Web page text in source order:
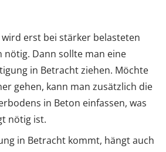
erst bei stärker belasteten
nötig. Dann sollte man eine
in Betracht ziehen. Möchte
gehen, kann man zusätzlich die
in Beton einfassen, was
nötig ist.
in Betracht kommt, hängt auch